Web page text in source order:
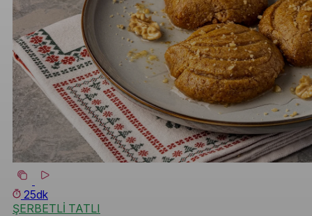
25dk
ŞERBETLİ TATLI